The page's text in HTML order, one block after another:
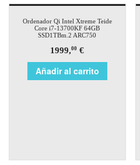
Ordenador Qi Intel Xtreme Teide
Core i7-13700KF 64GB
SSD1TBm.2 ARC750
1999,00 €
Añadir al carrito